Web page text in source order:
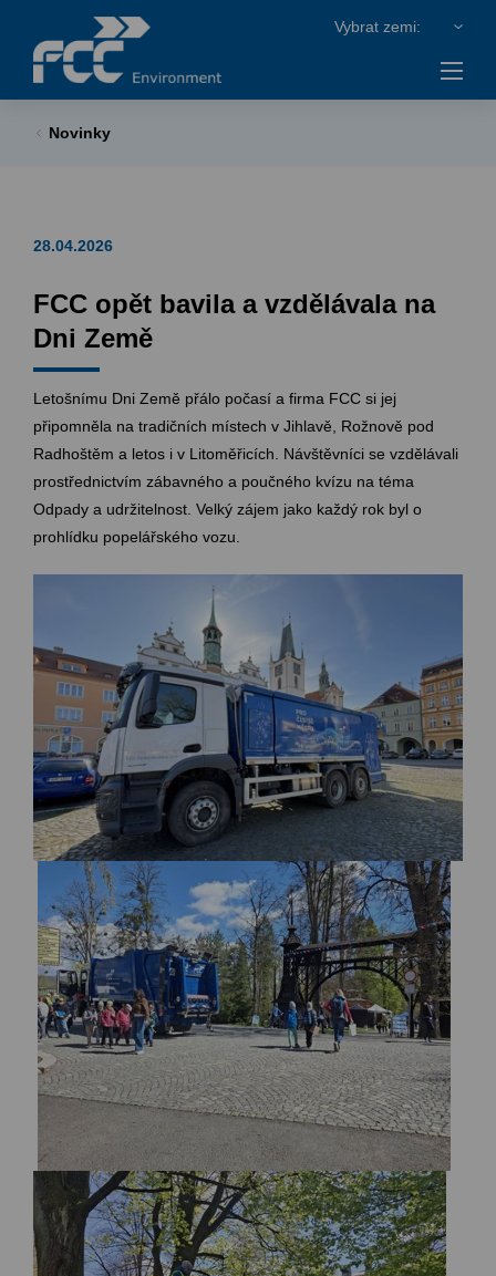
Novinky
28.04.2026
FCC opět bavila a vzdělávala na
Dni Země
Letošnímu Dni Země přálo počasí a firma FCC si jej
připomněla na tradičních místech v Jihlavě, Rožnově pod
Radhoštěm a letos i v Litoměřicích. Návštěvníci se vzdělávali
prostřednictvím zábavného a poučného kvízu na téma
Odpady a udržitelnost. Velký zájem jako každý rok byl o
prohlídku popelářského vozu.